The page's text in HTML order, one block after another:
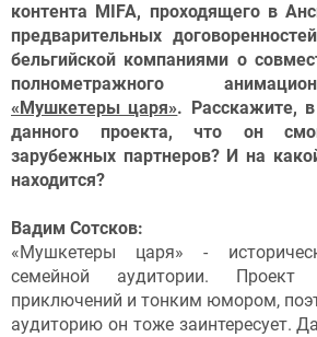
контента MIFA, проходящего в
предварительных
бельгийской компаниями о
полнометражного
«Мушкетеры царя». Расскажите,
данного проекта, что он смог
зарубежных партнеров? И на
находится?
Вадим Сотсков:
«Мушкетеры царя» -
семейной аудитории. Проект
приключений и тонким юмором,
аудиторию он тоже заинтересует.